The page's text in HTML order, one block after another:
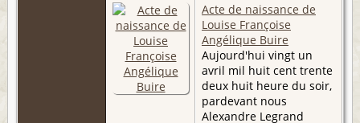
Acte de naissance de
Louise Françoise
Angélique Buire
Aujourd'hui vingt un
avril mil huit cent trente
deux huit heure du soir,
pardevant nous
Alexandre Legrand